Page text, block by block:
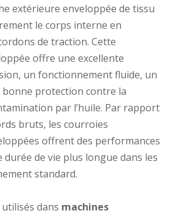
extérieure enveloppée de tissu
le corps interne en
de traction. Cette
offre une excellente
un fonctionnement fluide, un
protection contre la
par l’huile. Par rapport
bruts, les courroies
offrent des performances
durée de vie plus longue dans les
standard.
dans machines